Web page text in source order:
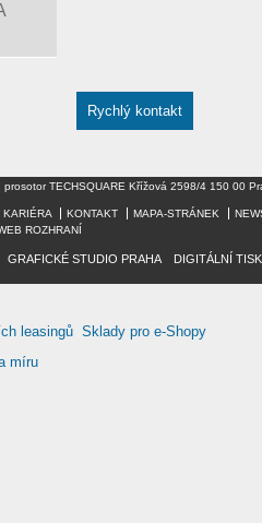
Rychlý kontakt
TECHSQUARE Křížová 2598/4 150 00
KARIÉRA KONTAKT MAPA-STRÁNEK
ROZHRANÍ
GRAFICKÉ STUDIO PRAHA
DIGITÁLNÍ
leasingů Sklady pro e-Shopy
míru